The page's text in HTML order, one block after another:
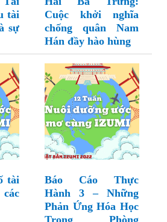
tài
sự
Cuộc khởi nghĩa
chống quân Nam
Hán đầy hào hùng
tài
Báo Cáo Thực
Hành 3 – Những
Phản Ứng Hóa Học